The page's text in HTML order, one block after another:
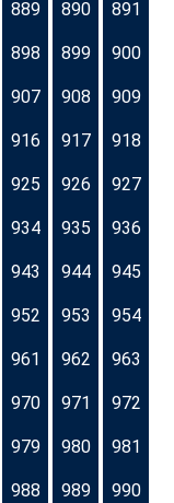
889 890 891
898 899 900
907 908 909
916 917 918
925 926 927
934 935 936
943 944 945
952 953 954
961 962 963
970 971 972
979 980 981
988 989 990